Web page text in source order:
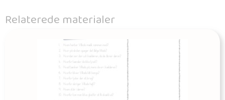
Relaterede materialer